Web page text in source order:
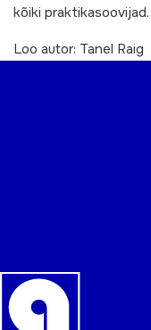
kõiki praktikasoovijad.
Loo autor: Tanel Raig